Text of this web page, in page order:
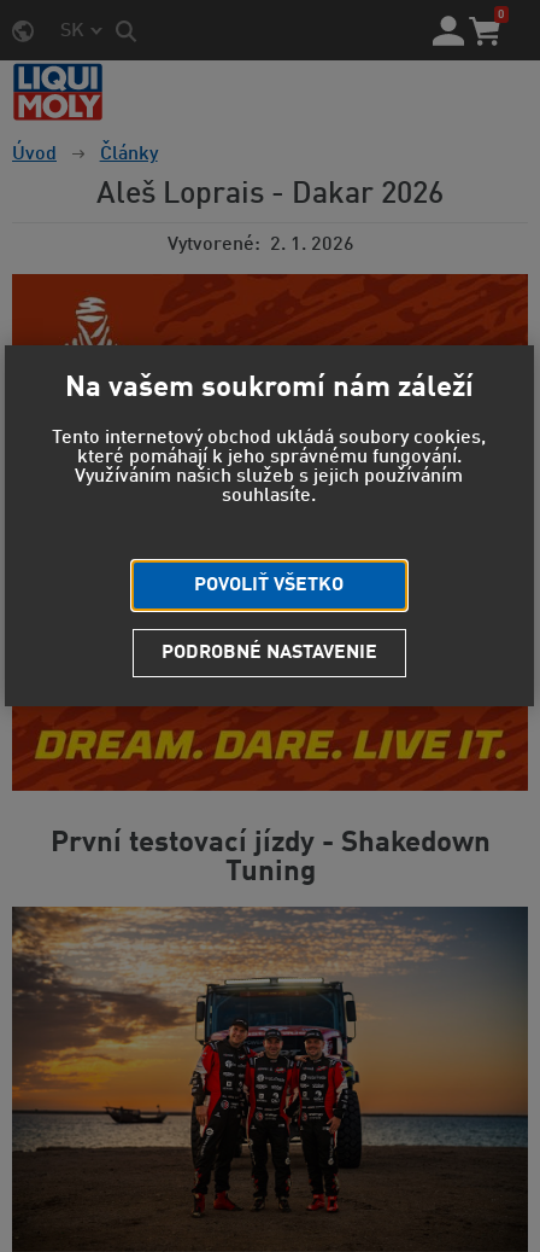
SK
0
Úvod Články
Aleš Loprais - Dakar 2026
Vytvorené 2. 1. 2026
První testovací jízdy - Shakedown
Tuning
Na vašem soukromí nám záleží
Tento internetový obchod ukládá soubory cookies,
které pomáhají k jeho správnému fungování.
Využíváním našich služeb s jejich používáním
souhlasíte.
POVOLIŤ VŠETKO
PODROBNÉ NASTAVENIE